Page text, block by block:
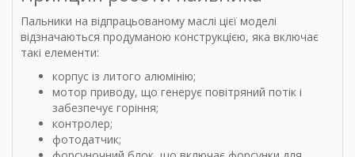
Пальники на відпрацьованому маслі цієї моделі
відзначаються продуманою конструкцією, яка включає
такі елементи:
корпус із литого алюмінію;
мотор приводу, що генерує повітряний потік і
забезпечує горіння;
контролер;
фотодатчик;